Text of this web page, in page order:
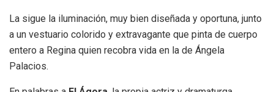
La sigue la iluminación, muy bien diseñada y oportuna, junto
a un vestuario colorido y extravagante que pinta de cuerpo
entero a Regina quien recobra vida en la de Ángela
Palacios.